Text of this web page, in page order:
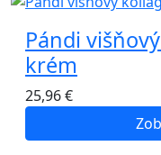
Pándi
krém
25,96€